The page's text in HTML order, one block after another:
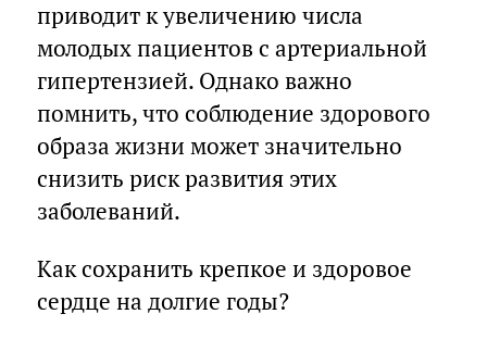
приводит к увеличению числа
молодых пациентов с артериальной
гипертензией. Однако важно
помнить, что соблюдение здорового
образа жизни может значительно
снизить риск развития этих
заболеваний.
Как сохранить крепкое и здоровое
сердце на долгие годы?